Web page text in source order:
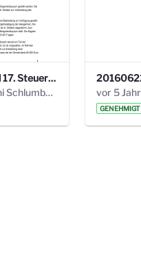
20160928 Protokoll 17. Steuerungskreis.pdf
vor 5 Jahren von Anni Schlumberger
GENEHMIGT